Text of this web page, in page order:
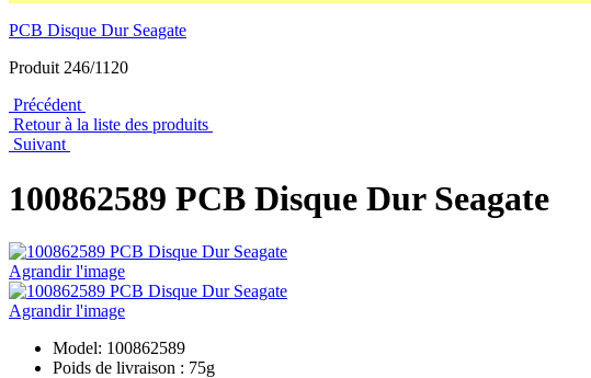
PCB Disque Dur Seagate
Produit 246/1120
Précédent
Retour à la liste des produits
Suivant
100862589 PCB Disque Dur Seagate
Agrandir l'image
Agrandir l'image
Model: 100862589
Poids de livraison : 75g